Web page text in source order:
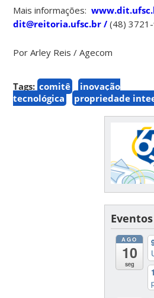
Mais informações:
dit@reitoria.ufsc.br /(48)
Por Arley Reis / Agecom
Tags: comitê
inovação
tecnológica
propriedade
Eventos
AGO
10
seg